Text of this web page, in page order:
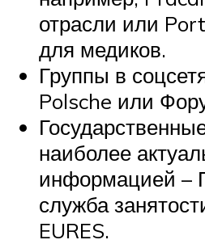
отрасли или
для медиков.
Группы в
Polsche или
наиболее
информацией –
служба
EURES.